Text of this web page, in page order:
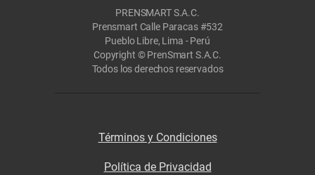
PRENSMART S.A.C.
Prensmart Calle Paracas #532
Pueblo Libre, Lima - Perú
Copyright © PrenSmart S.A.C.
Todos los derechos reservados
Términos y Condiciones
Política de Privacidad